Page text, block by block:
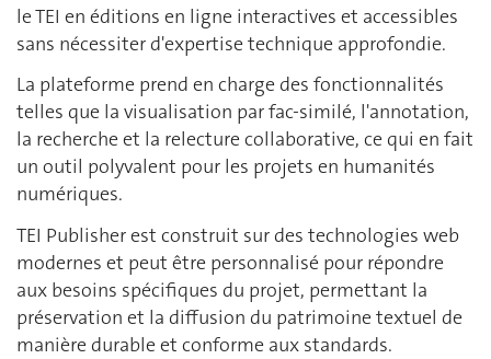
le TEI en éditions en ligne interactives et accessibles
sans nécessiter d'expertise technique approfondie.
La plateforme prend en charge des fonctionnalités
telles que la visualisation par fac-similé, l'annotation,
la recherche et la relecture collaborative, ce qui en fait
un outil polyvalent pour les projets en humanités
numériques.
TEI Publisher est construit sur des technologies web
modernes et peut être personnalisé pour répondre
aux besoins spécifiques du projet, permettant la
préservation et la diffusion du patrimoine textuel de
manière durable et conforme aux standards.